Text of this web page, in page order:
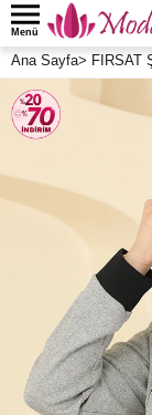
Menü
Ana Sayfa> FIRSAT